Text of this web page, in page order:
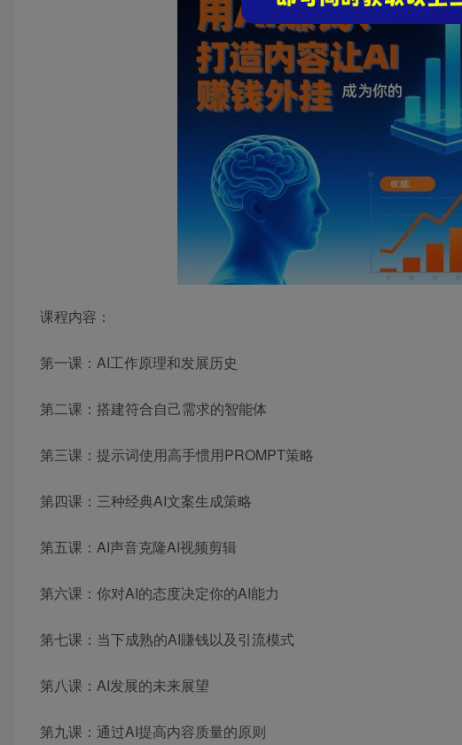
课程内容：
第一课：AI工作原理和发展历史
第二课：搭建符合自己需求的智能体
第三课：提示词使用高手惯用PROMPT策略
第四课：三种经典AI文案生成策略
第五课：AI声音克隆AI视频剪辑
第六课：你对AI的态度决定你的AI能力
第七课：当下成熟的AI賺钱以及引流模式
第八课：AI发展的未来展望
第九课：通过AI提高内容质量的原则